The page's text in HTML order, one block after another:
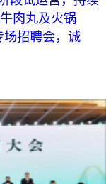
肉丸及火锅
场招聘会，诚